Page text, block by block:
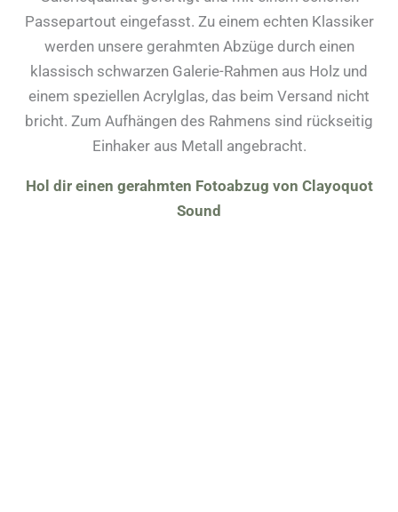
Passepartout eingefasst. Zu einem echten Klassiker
werden unsere gerahmten Abzüge durch einen
klassisch schwarzen Galerie-Rahmen aus Holz und
einem speziellen Acrylglas, das beim Versand nicht
bricht. Zum Aufhängen des Rahmens sind rückseitig
Einhaker aus Metall angebracht.
Hol dir einen gerahmten Fotoabzug von Clayoquot
Sound